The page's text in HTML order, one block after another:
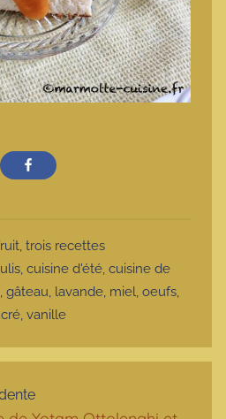
trois recettes
, cuisine d'été, cuisine de
, gâteau, lavande, miel, oeufs,
, vanille